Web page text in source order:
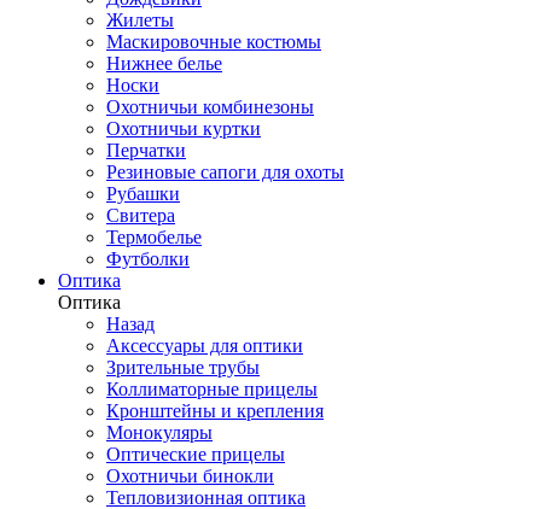
Жилеты
Маскировочные костюмы
Нижнее белье
Носки
Охотничьи комбинезоны
Охотничьи куртки
Перчатки
Резиновые сапоги для охоты
Рубашки
Свитера
Термобелье
Футболки
Оптика
Оптика
Назад
Аксессуары для оптики
Зрительные трубы
Коллиматорные прицелы
Кронштейны и крепления
Монокуляры
Оптические прицелы
Охотничьи бинокли
Тепловизионная оптика